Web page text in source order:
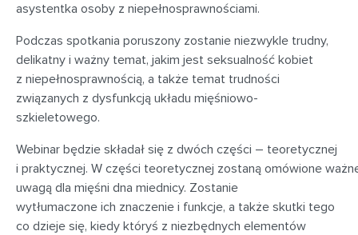
asystentka osoby z niepełnosprawnościami.
Podczas spotkania poruszony zostanie niezwykle trudny,
delikatny i ważny temat, jakim jest seksualność kobiet
z niepełnosprawnością, a także temat trudności
związanych z dysfunkcją układu mięśniowo-
szkieletowego.
Webinar będzie składał się z dwóch części – teoretycznej
i praktycznej. W części teoretycznej zostaną omówione ważn
uwagą dla mięśni dna miednicy. Zostanie
wytłumaczone ich znaczenie i funkcje, a także skutki tego
co dzieje się, kiedy któryś z niezbędnych elementów